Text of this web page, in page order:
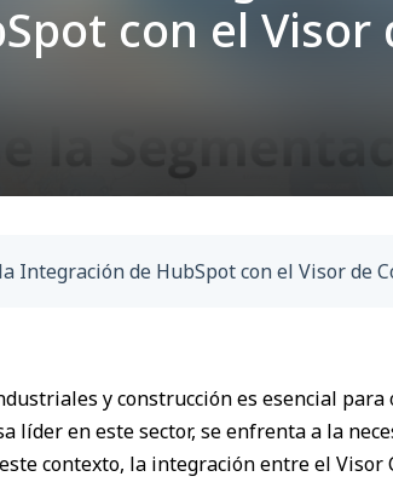
con el Visor
Integración de HubSpot con el Visor de
y construcción es esencial
líder en este sector, se enfrenta a la
contexto, la integración entre el Visor